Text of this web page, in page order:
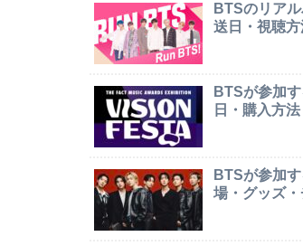
BTSのリア
送日・視聴方
BTSが参加
日・購入方法
BTSが参加
場・グッズ・